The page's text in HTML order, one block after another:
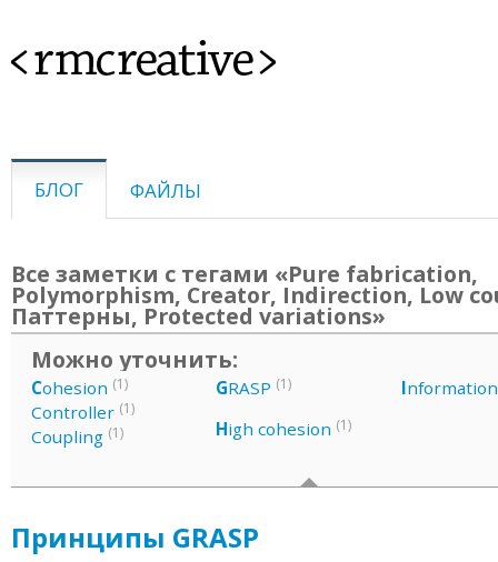
<rmcreative>
БЛОГ ФАЙЛЫ
Все заметки с тегами «Pure fabrication,
Polymorphism, Creator, Indirection, Low
Паттерны, Protected variations»
Можно уточнить:
Cohesion (1)
Controller (1)
Coupling (1)
GRASP (1)
High cohesion (1)
I
Принципы GRASP